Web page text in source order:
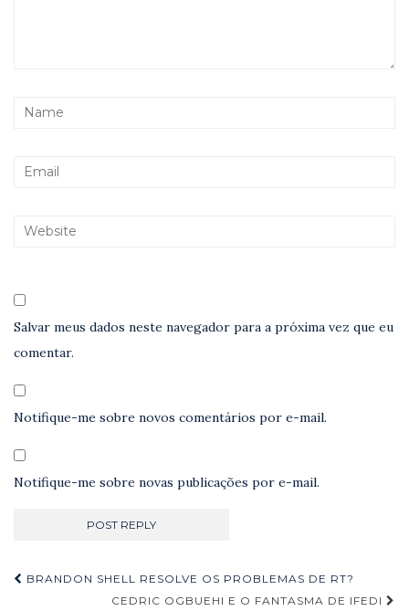
Salvar meus dados neste navegador para a próxima vez que eu
comentar.
Notifique-me sobre novos comentários por e-mail.
Notifique-me sobre novas publicações por e-mail.
Navegação
BRANDON SHELL RESOLVE OS PROBLEMAS DE RT?
CEDRIC OGBUEHI E O FANTASMA DE IFEDI